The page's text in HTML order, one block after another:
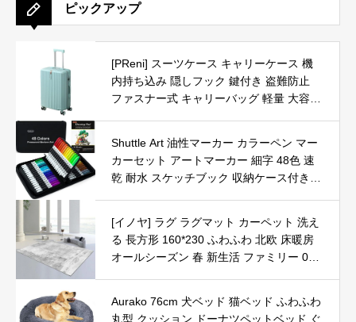
ピックアップ
[PReni] スーツケース キャリーケース 機
内持ち込み 隠しフック 鍵付き 盗難防止
ファスナー式 キャリーバッグ 軽量 大容量
ン Lサイズ 60L
Shuttle Art 油性マーカー カラーペン マー
カーセット アートマーカー 細字 48色 速
乾 耐水 スケッチブック 収納ケース付き
帳用 ノート用 プレゼント
[イノヤ] ラグ ラグマット カーペット 洗え
る 長方形 160*230 ふわふわ 北欧 床暖房
オールシーズン 春 新生活 ファミリー 0YI
ァイバー 3畳 ふわふわ
Aurako 76cm 犬ベッド 猫ベッド ふわふわ
丸型 クッション ドーナツペットベッド ぐ